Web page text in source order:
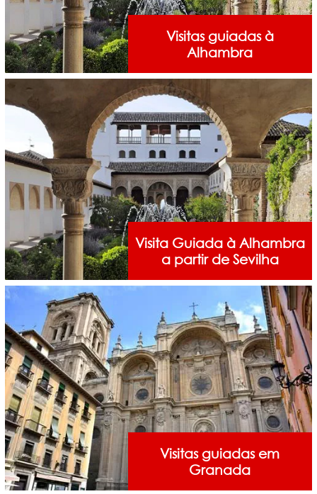
Visitas guiadas à
Alhambra
Visita Guiada à Alhambra
a partir de Sevilha
Visitas guiadas em
Granada